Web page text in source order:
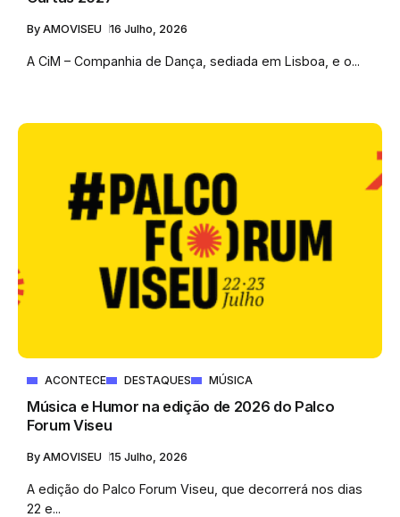
By AMOVISEU 16 Julho, 2026
A CiM – Companhia de Dança, sediada em Lisboa, e o...
ACONTECE DESTAQUES MÚSICA
Música e Humor na edição de 2026 do Palco
Forum Viseu
By AMOVISEU 15 Julho, 2026
A edição do Palco Forum Viseu, que decorrerá nos dias
22 e...